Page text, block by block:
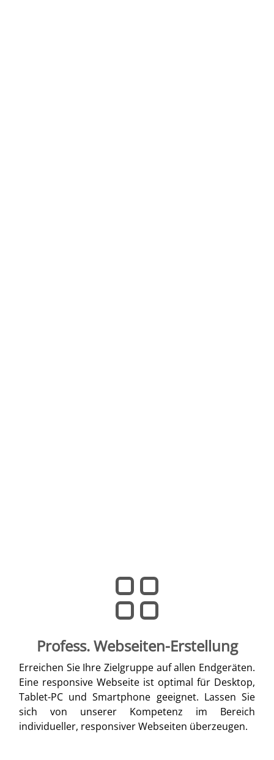
Profess. Webseiten-Erstellung
Erreichen Sie Ihre Zielgruppe auf allen Endgeräten.
Eine responsive Webseite ist optimal für Desktop,
Tablet-PC und Smartphone geeignet. Lassen Sie
sich von unserer Kompetenz im Bereich
individueller, responsiver Webseiten überzeugen.